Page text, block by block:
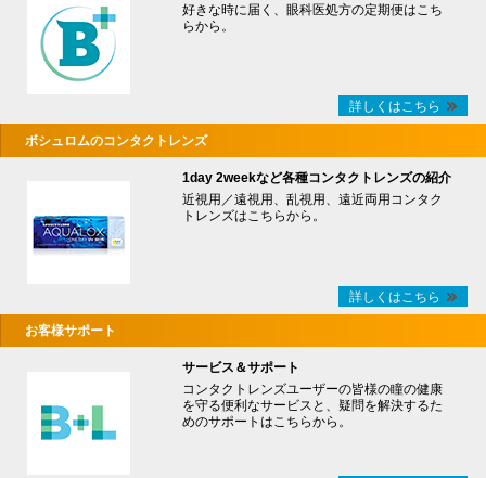
好きな時に届く、眼科医処方の定期便はこち
らから。
詳しくはこちら
ボシュロムのコンタクトレンズ
1day 2weekなど各種コンタクトレンズの紹介
近視用／遠視用、乱視用、遠近両用コンタク
トレンズはこちらから。
詳しくはこちら
お客様サポート
サービス＆サポート
コンタクトレンズユーザーの皆様の瞳の健康
を守る便利なサービスと、疑問を解決するた
めのサポートはこちらから。